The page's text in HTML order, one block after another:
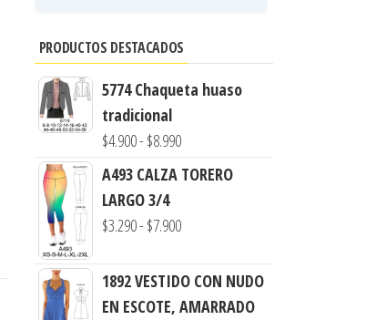
PRODUCTOS DESTACADOS
5774 Chaqueta huaso
tradicional
$4.900- $8.990Rango
de
desde
$8.990
A493 CALZA TORERO
LARGO 3/4
$3.290- $7.900Rango
precios:
desde
1892 VESTIDO CON NUDO
EN ESCOTE, AMARRADO